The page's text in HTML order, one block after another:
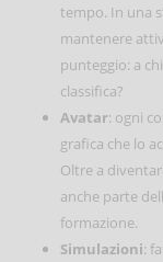
tempo. In una
mantenere
punteggio: a
classifica?
Avatar: ogni
grafica che lo
Oltre a
anche parte
formazione.
Simulazioni: